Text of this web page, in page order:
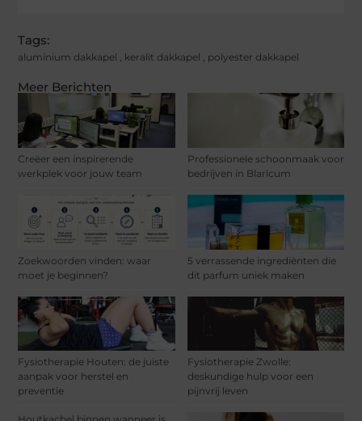
Meer Berichten
Creëer een inspirerende
werkplek voor jouw team
Professionele schoonmaak voor
bedrijven in Blaricum
Zoekwoorden vinden: waar
moet je beginnen?
5 verrassende ingrediënten die
dit parfum uniek maken
Fysiotherapie Houten: de juiste
aanpak voor herstel en
preventie
Fysiotherapie Zwolle:
deskundige hulp voor een
pijnvrij leven
Tags:
aluminium dakkapel keralit dakkapel polyester dakkapel